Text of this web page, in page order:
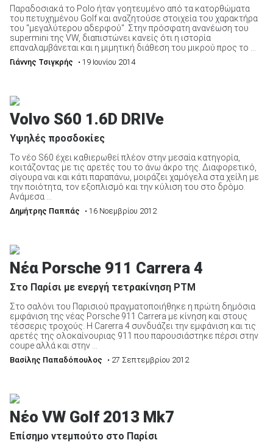
Παραδοσιακά το Polo ήταν γοητευμένο από τα κατορθώματα
του πετυχημένου Golf και αναζητούσε στοιχεία του χαρακτήρα
του "μεγαλύτερου αδερφού". Στην πρόσφατη ανανέωση του
supermini της VW, διαπιστώνει κανείς ότι η ιστορία
επαναλαμβάνεται και η μιμητική διάθεση του μικρού προς το ...
Γιάννης Τσιγκρής • 19 Ιουνίου 2014
Volvo S60 1.6D DRIVe
Υψηλές προσδοκίες
Το νέο S60 έχει καθιερωθεί πλέον στην μεσαία κατηγορία,
κοιτάζοντας με τις αρετές του το άνω άκρο της. Διαφορετικό,
σίγουρα ναι και κάτι παραπάνω, μοιράζει χαμόγελα στα χείλη με
την ποιότητα, τον εξοπλισμό και την κύλιση του στο δρόμο.
Ανάμεσα ...
Δημήτρης Παππάς • 16 Νοεμβρίου 2012
Νέα Porsche 911 Carrera 4
Στο Παρίσι με ενεργή τετρακίνηση PTM
Στο σαλόνι του Παρισιού πραγματοποιήθηκε η πρώτη δημόσια
εμφάνιση της νέας Porsche 911 Carrera με κίνηση και στους
τέσσερις τροχούς. Η Carerra 4 συνδυάζει την εμφάνιση και τις
αρετές της ολοκαίνουριας 911 που παρουσιάστηκε πέρσι στην
coupe αλλά και στην ...
Βασίλης Παπαδόπουλος • 27 Σεπτεμβρίου 2012
Νέο VW Golf 2013 Mk7
Επίσημο ντεμπούτο στο Παρίσι